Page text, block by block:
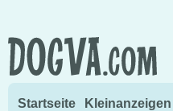
Direkt zum
Startseite Kleinanzeigen